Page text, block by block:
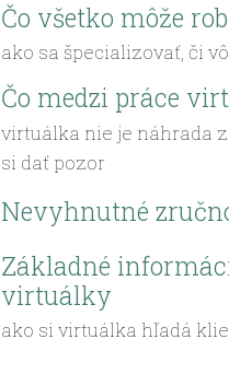
Čo všetko môže
ako sa špecializovať, či
Čo medzi práce
virtuálka nie je náhrada
si dať pozor
Nevyhnutné
Základné
virtuálky
ako si virtuálka hľadá